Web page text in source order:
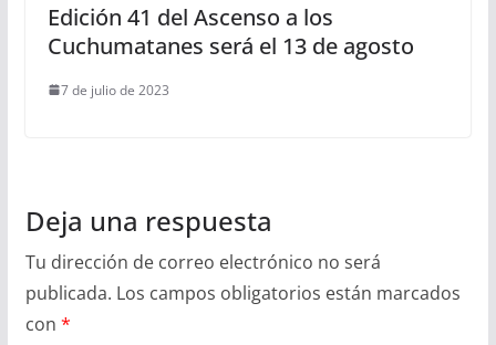
Edición 41 del Ascenso a los
Cuchumatanes será el 13 de agosto
7 de julio de 2023
Deja una respuesta
Tu dirección de correo electrónico no será
publicada. Los campos obligatorios están marcados
con *